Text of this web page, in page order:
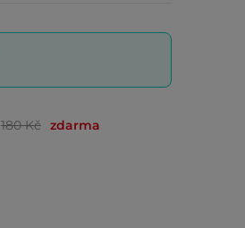
180 Kč zdarma